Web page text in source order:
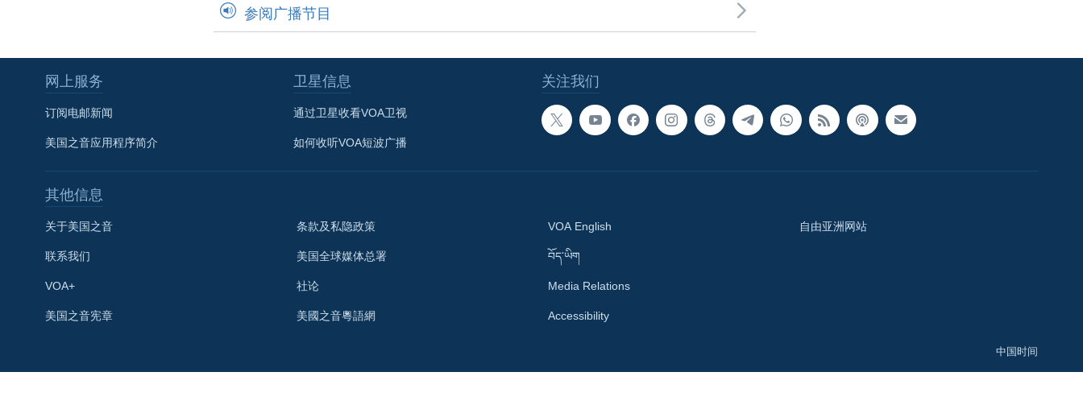
关注我们
参阅广播节目
关注我们
网上服务
订阅电邮新闻
美国之音应用程序简介
卫星信息
通过卫星收看VOA卫视
如何收听VOA短波广播
其他信息
关于美国之音
联系我们
VOA+
美国之音宪章
条款及私隐政策
美国全球媒体总署
社论
美國之音粵語網
VOA English
བོད་ཡིག
Media Relations
Accessibility
自由亚洲网站
中国时间